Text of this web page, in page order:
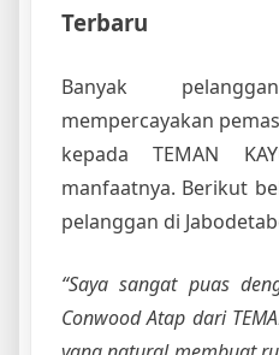
Terbaru
Banyak
mempercayakan
kepada TEMAN
manfaatnya. Berikut
pelanggan di
“Saya sangat puas
Conwood Atap dari